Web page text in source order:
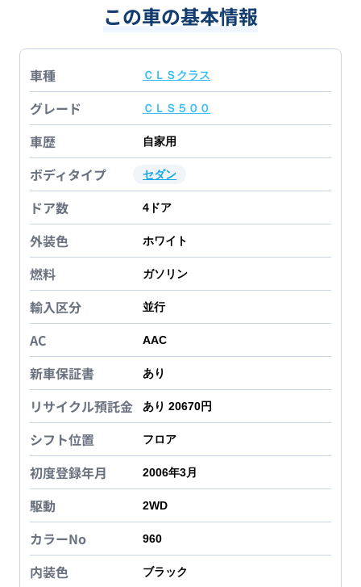
この車の基本情報
車種 ＣＬＳクラス
グレード ＣＬＳ５００
車歴 自家用
ボディタイプ セダン
ドア数 4 ドア
外装色 ホワイト
燃料 ガソリン
輸入区分 並行
AC AAC
新車保証書 あり
リサイクル預託金 あり 20670円
シフト位置 フロア
初度登録年月 2006年3月
駆動 2WD
カラーNo 960
内装色 ブラック